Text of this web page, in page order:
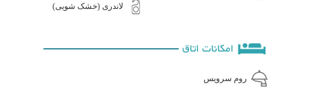
لاندری (خشک شویی)
امکانات اتاق
روم سرویس